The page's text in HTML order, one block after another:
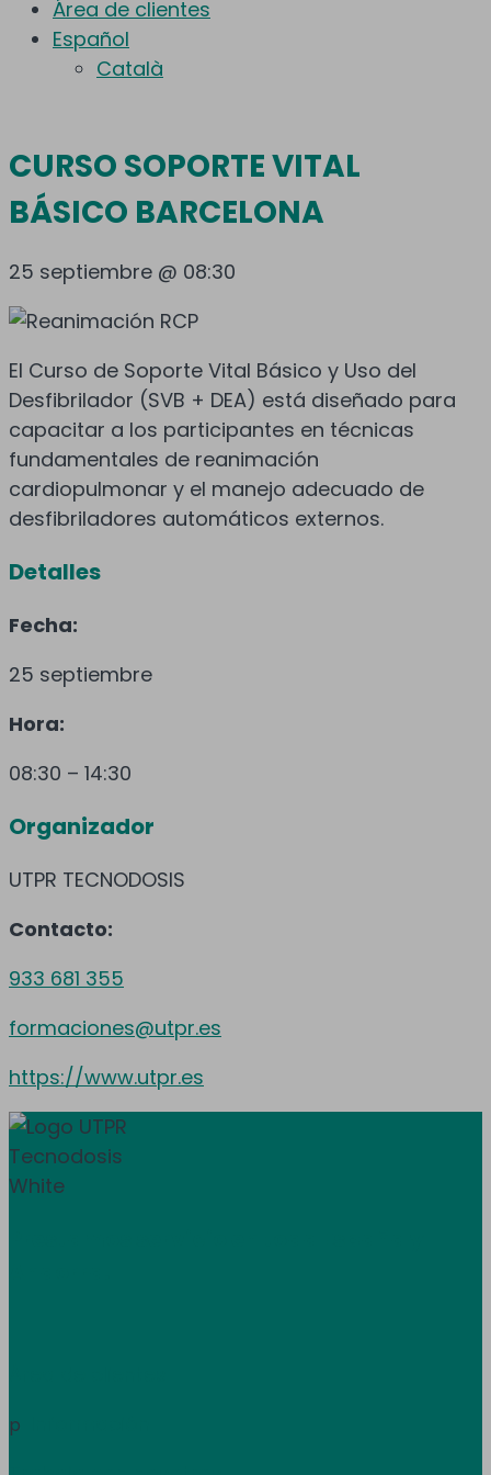
Área de clientes
Español
Català
CURSO SOPORTE VITAL
BÁSICO BARCELONA
25 septiembre @ 08:30
El Curso de Soporte Vital Básico y Uso del
Desfibrilador (SVB + DEA) está diseñado para
capacitar a los participantes en técnicas
fundamentales de reanimación
cardiopulmonar y el manejo adecuado de
desfibriladores automáticos externos.
Detalles
Fecha:
25 septiembre
Hora:
08:30 – 14:30
Organizador
UTPR TECNODOSIS
Contacto:
933 681 355
formaciones@utpr.es
https://www.utpr.es
p